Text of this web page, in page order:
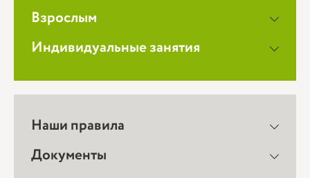
Взрослым
Индивидуальные занятия
Наши правила
Документы